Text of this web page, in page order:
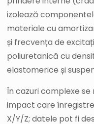
izolează
materiale cu
și frecvența de
poliuretanică cu
elastomerice și
În cazuri complexe
impact care
X/Y/Z; datele pot fi